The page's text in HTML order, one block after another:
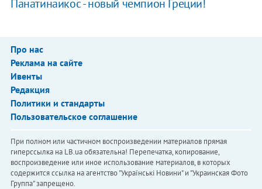
Панатинаикос - новый чемпион Греции!
Про нас
Реклама на сайте
Ивенты
Редакция
Политики и стандарты
Пользовательское соглашение
При полном или частичном воспроизведении материалов прямая
гиперссылка на LB.ua обязательна! Перепечатка, копирование,
воспроизведение или иное использование материалов, в которых
содержится ссылка на агентство "Українськi Новини" и "Украинская Фото
Группа" запрещено.